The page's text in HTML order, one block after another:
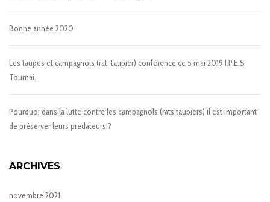
Bonne année 2020
Les taupes et campagnols (rat-taupier) conférence ce 5 mai 2019 I.P.E.S
Tournai.
Pourquoi dans la lutte contre les campagnols (rats taupiers) il est important
de préserver leurs prédateurs ?
ARCHIVES
novembre 2021